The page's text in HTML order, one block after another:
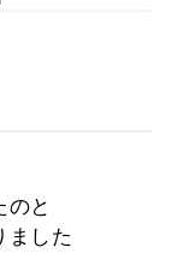
のと
ました